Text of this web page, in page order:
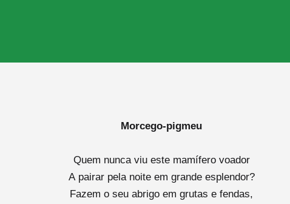
Morcego-pigmeu
Quem nunca viu este mamífero voador
A pairar pela noite em grande esplendor?
Fazem o seu abrigo em grutas e fendas,